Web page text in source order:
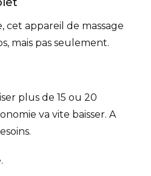
cet appareil de massage
mais pas seulement.
plus de 15 ou 20
va vite baisser. A